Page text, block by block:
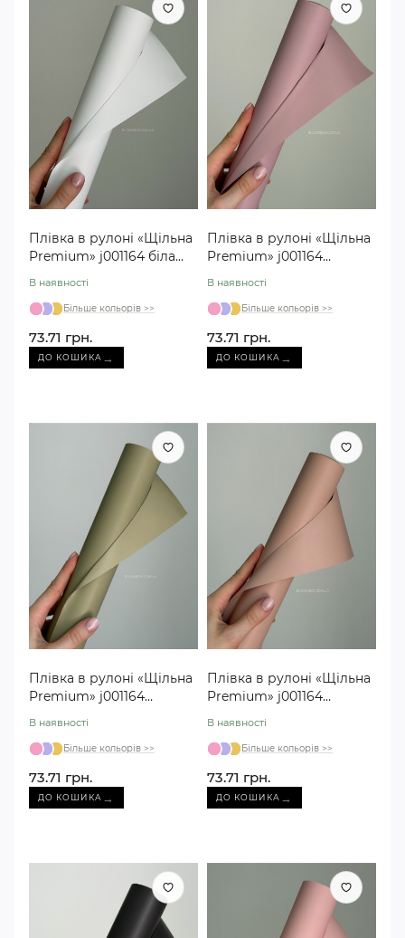
Плівка в рулоні «Щільна
Premium» j001164 біла
В наявності
Більше кольорів >>
73.71 грн.
ДО КОШИКА →
Плівка в рулоні «Щільна
Premium» j001164
В наявності
Більше кольорів >>
73.71 грн.
ДО КОШИКА →
Плівка в рулоні «Щільна
Premium» j001164
В наявності
Більше кольорів >>
73.71 грн.
ДО КОШИКА →
Плівка в рулоні «Щільна
Premium» j001164
В наявності
Більше кольорів >>
73.71 грн.
ДО КОШИКА →